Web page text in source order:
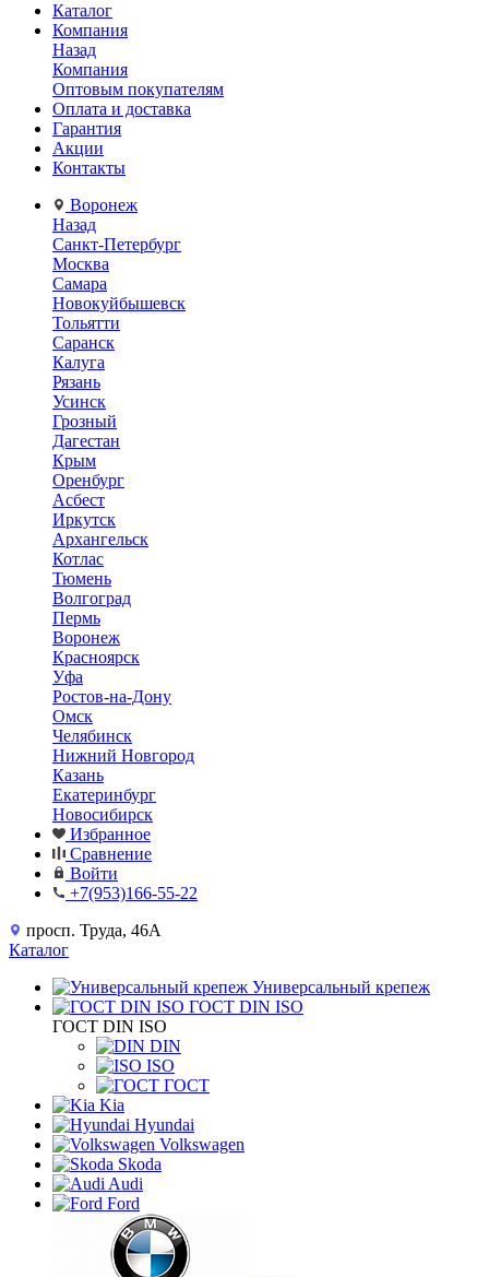
Каталог
Компания
Назад
Компания
Оптовым покупателям
Оплата и доставка
Гарантия
Акции
Контакты
Воронеж
Назад
Санкт-Петербург
Москва
Самара
Новокуйбышевск
Тольятти
Саранск
Калуга
Рязань
Усинск
Грозный
Дагестан
Крым
Оренбург
Асбест
Иркутск
Архангельск
Котлас
Тюмень
Волгоград
Пермь
Воронеж
Красноярск
Уфа
Ростов-на-Дону
Омск
Челябинск
Нижний Новгород
Казань
Екатеринбург
Новосибирск
Избранное
Сравнение
Войти
+7(953)166-55-22
просп. Труда, 46А
Каталог
Универсальный крепеж
ГОСТ DIN ISO
ГОСТ DIN ISO
DIN
ISO
ГОСТ
Kia
Hyundai
Volkswagen
Skoda
Audi
Ford